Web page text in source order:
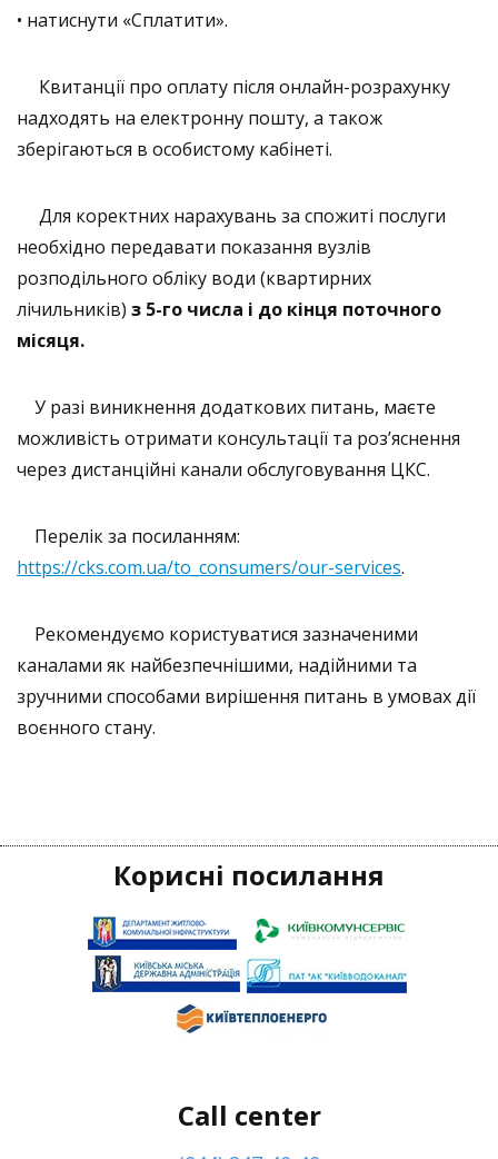
• натиснути «Сплатити».
Квитанції про оплату після онлайн-розрахунку
надходять на електронну пошту, а також
зберігаються в особистому кабінеті.
Для коректних нарахувань за спожиті послуги
необхідно передавати показання вузлів
розподільного обліку води (квартирних
лічильників) з 5-го числа і до кінця поточного
місяця.
У разі виникнення додаткових питань, маєте
можливість отримати консультації та роз’яснення
через дистанційні канали обслуговування ЦКС.
Перелік за посиланням:
https://cks.com.ua/to_consumers/our-services.
Рекомендуємо користуватися зазначеними
каналами як найбезпечнішими, надійними та
зручними способами вирішення питань в умовах дії
воєнного стану.
Корисні посилання
Call center